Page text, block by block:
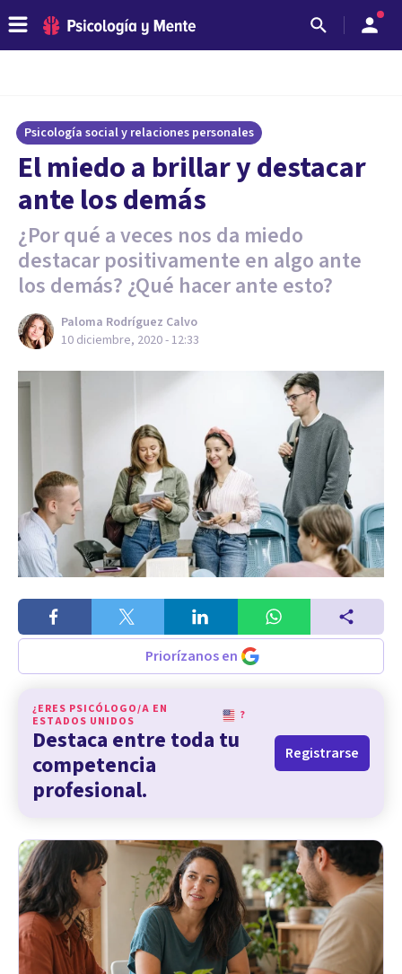
Psicología social y relaciones personales
El miedo a brillar y destacar
ante los demás
¿Por qué a veces nos da miedo
destacar positivamente en algo ante
los demás? ¿Qué hacer ante esto?
Paloma Rodríguez Calvo
10 diciembre, 2020 - 12:33
Priorízanos en
¿ERES PSICÓLOGO/A EN
ESTADOS UNIDOS
?
Destaca entre toda tu
competencia
profesional.
Registrarse